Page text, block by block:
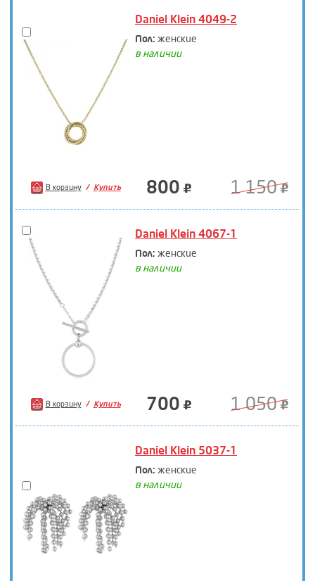
Daniel Klein 4049-2
Пол: женские
в наличии
В корзину Купить 800 1 150
Daniel Klein 4067-1
Пол: женские
в наличии
В корзину Купить 700 1 050
Daniel Klein 5037-1
Пол: женские
в наличии